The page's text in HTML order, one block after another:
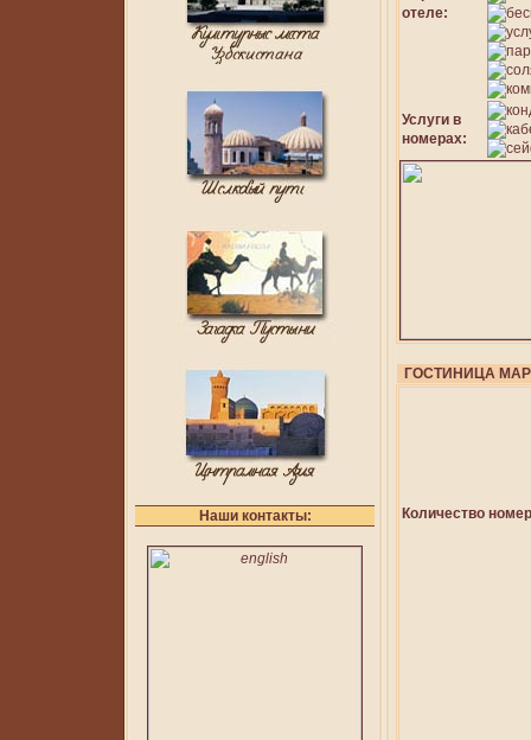
Наши контакты:
отеле:
Услуги в
номерах:
ГОСТИНИЦА
Количество